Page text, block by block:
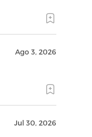
Ago 3, 2026
Jul 30, 2026